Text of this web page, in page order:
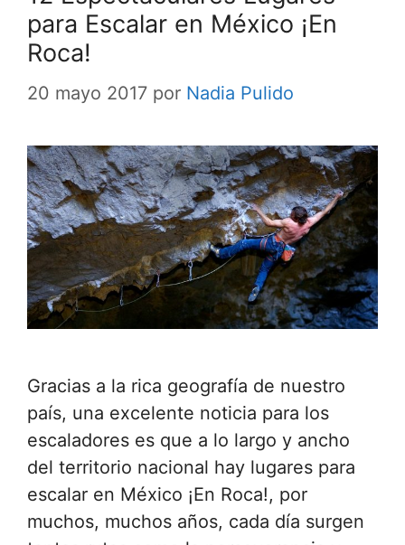
para Escalar en México ¡En
Roca!
20 mayo 2017 por Nadia Pulido
Gracias a la rica geografía de nuestro
país, una excelente noticia para los
escaladores es que a lo largo y ancho
del territorio nacional hay lugares para
escalar en México ¡En Roca!, por
muchos, muchos años, cada día surgen